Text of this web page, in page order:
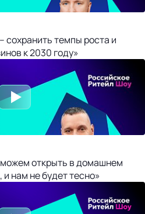
сохранить темпы роста и
к 2030 году»
открыть в домашнем
нам не будет тесно»